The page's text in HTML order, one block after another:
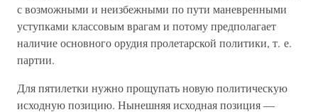
с возможными и неизбежными по пути маневренными
уступками классовым врагам и потому предполагает
наличие основного орудия пролетарской политики, т. е.
партии.
Для пятилетки нужно прощупать новую политическую
исходную позицию. Нынешняя исходная позиция —